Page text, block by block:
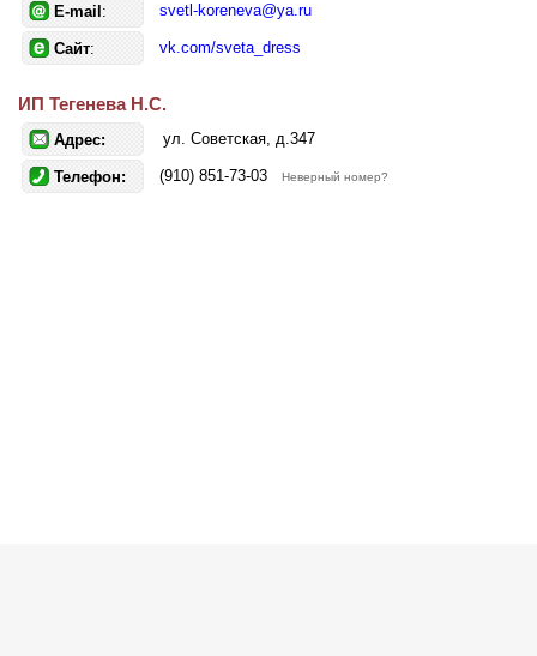
E-mail : svetl-koreneva@ya.ru
Сайт: vk.com/sveta_dress
ИП Тегенева Н.С.
Адрес: ул. Советская, д.347
Телефон: (910) 851-73-03 Неверный номер?